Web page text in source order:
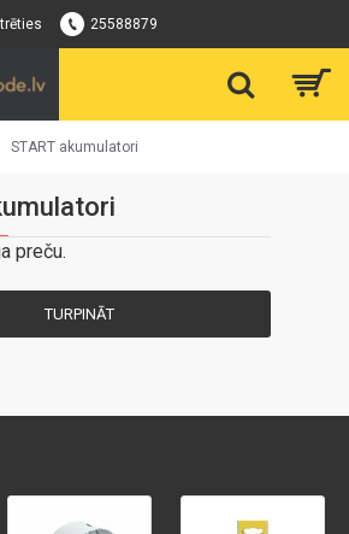
25588879
START akumulatori
preču.
TURPINĀT